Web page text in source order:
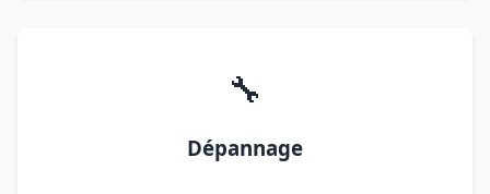
🔧
Dépannage